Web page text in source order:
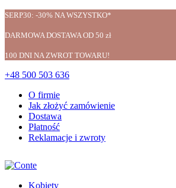
SERP30: -30% NA WSZYSTKO*
DARMOWA DOSTAWA OD 50 zł
100 DNI NA ZWROT TOWARU!
+48 500 503 636
O firmie
Jak złożyć zamówienie
Dostawa
Płatność
Reklamacje i zwroty
Kobiety